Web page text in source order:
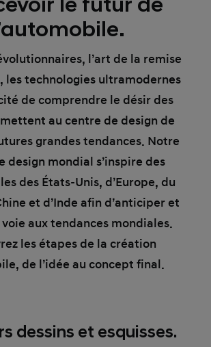
l’art de la remise
les technologies ultramodernes
de comprendre le désir des
au centre de design de
grandes tendances. Notre
design mondial s’inspire des
des États-Unis, d’Europe, du
et d’Inde afin d’anticiper et
voie aux tendances mondiales.
les étapes de la création
de l’idée au concept final.
dessins et esquisses.